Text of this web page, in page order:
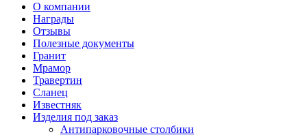
О компании
Награды
Отзывы
Полезные документы
Гранит
Мрамор
Травертин
Сланец
Известняк
Изделия под заказ
Антипарковочные столбики